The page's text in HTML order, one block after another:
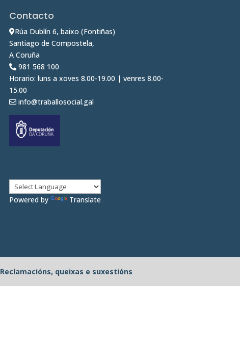
Contacto
Rúa Dublín 6, baixo (Fontiñas)
Santiago de Compostela,
A Coruña
981 568 100
Horario: luns a xoves 8.00-19.00 | venres 8.00-
15.00
info@traballosocial.gal
Powered by Translate
Reclamacións, queixas e suxestións